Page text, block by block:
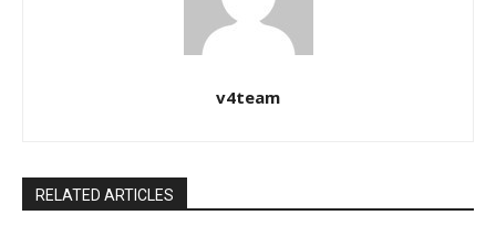
v4team
RELATED ARTICLES